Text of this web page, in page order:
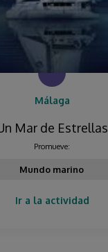
Málaga
Mar de Estrellas
Promueve:
Mundo marino
Ir a la actividad